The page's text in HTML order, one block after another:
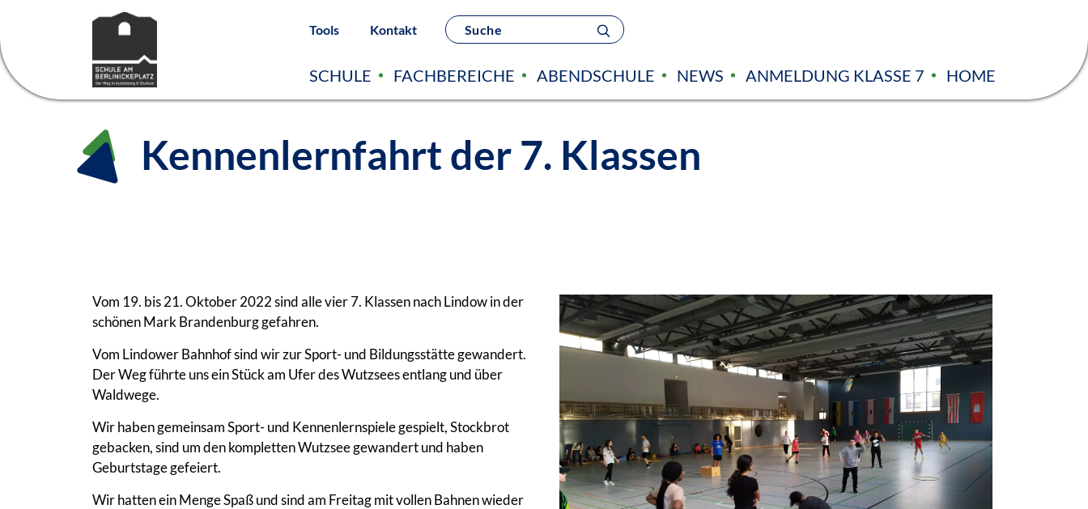
Tools Kontakt
SCHULE FACHBEREICHE ABENDSCHULE NEWS ANMELDUNG KLASSE 7 HOME
Kennenlernfahrt der 7. Klassen
Vom 19. bis 21. Oktober 2022 sind alle vier 7. Klassen nach Lindow in der
schönen Mark Brandenburg gefahren.
Vom Lindower Bahnhof sind wir zur Sport- und Bildungsstätte gewandert.
Der Weg führte uns ein Stück am Ufer des Wutzsees entlang und über
Waldwege.
Wir haben gemeinsam Sport- und Kennenlernspiele gespielt, Stockbrot
gebacken, sind um den kompletten Wutzsee gewandert und haben
Geburtstage gefeiert.
Wir hatten ein Menge Spaß und sind am Freitag mit vollen Bahnen wieder